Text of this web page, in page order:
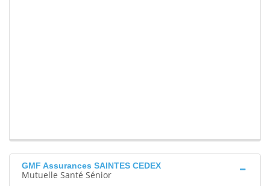
GMF Assurances SAINTES CEDEX
Mutuelle Santé Sénior